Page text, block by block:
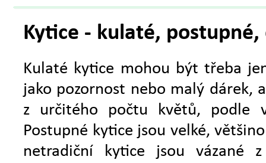
Kytice - kulaté,
Kulaté kytice mohou být třeba
jako pozornost nebo malý dárek,
z určitého počtu květů, podle
Postupné kytice jsou velké,
netradiční kytice jsou vázané